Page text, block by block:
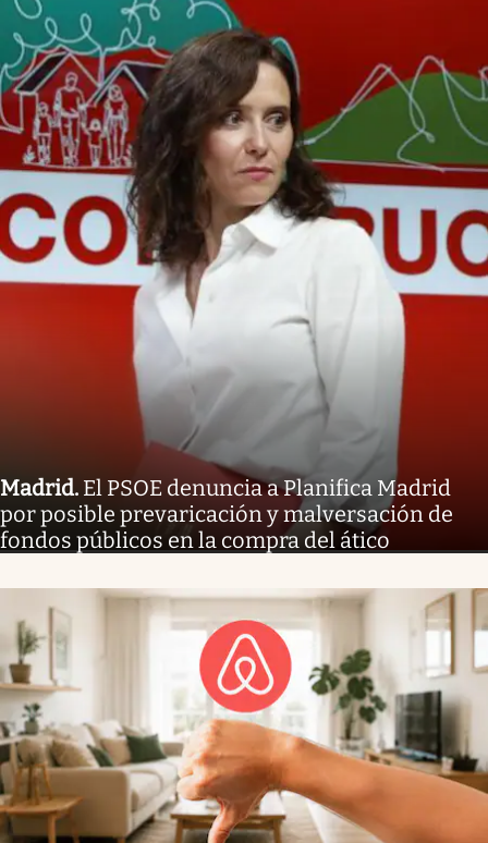
Madrid. El PSOE denuncia a Planifica Madrid
por posible prevaricación y malversación de
fondos públicos en la compra del ático